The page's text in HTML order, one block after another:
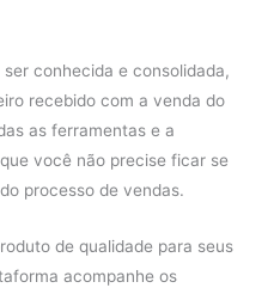
conhecida e consolidada,
recebido com a venda do
as ferramentas e a
você não precise ficar se
processo de vendas.
de qualidade para seus
acompanhe os